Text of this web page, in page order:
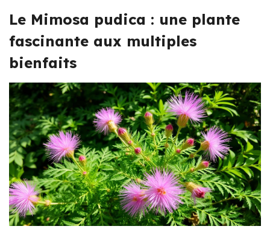
Le Mimosa pudica : une plante
fascinante aux multiples
bienfaits